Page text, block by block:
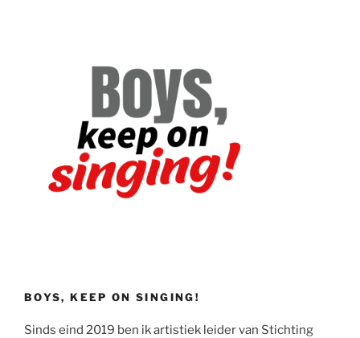
BOYS, KEEP ON SINGING!
Sinds eind 2019 ben ik artistiek leider van Stichting